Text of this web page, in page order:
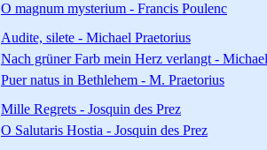
O magnum mysterium - Francis Poulenc
Audite, silete - Michael Praetorius
Nach grüner Farb mein Herz verlangt -
Puer natus in Bethlehem - M. Praetorius
Mille Regrets - Josquin des Prez
O Salutaris Hostia - Josquin des Prez